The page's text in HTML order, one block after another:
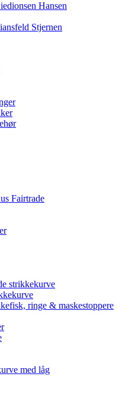
Hansen
Stjernen
Fairtrade
strikkekurve
ringe & maskestoppere
med låg